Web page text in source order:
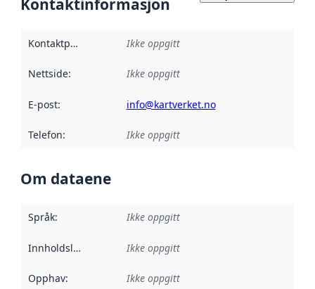
Kontaktinformasjon
Kontaktpunkt Ikke oppgitt
Nettside: Ikke oppgitt
E-post: info@kartverket.no
Telefon: Ikke oppgitt
Om dataene
Språk: Ikke oppgitt
Innholdsleverandører :
Ikke oppgitt
Opphav: Ikke oppgitt